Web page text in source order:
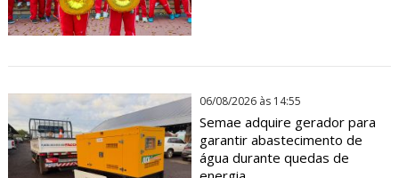
06/08/2026 às 14:55
Semae adquire gerador para
garantir abastecimento de
água durante quedas de